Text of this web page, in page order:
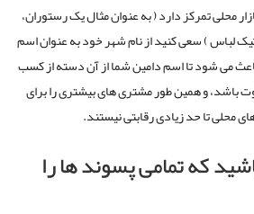
محلی تمرکز دارد ( به عنوان مثال یک رستوران،
لباس ) سعی کنید از نام شهر خود به عنوان اسم
می شود تا اسم دامین شما از آن دسته از کسب
باشد، و همین طور مشتری های بیشتری را برای
محلی تا حد زیادی رقابتی نیستند.
که تمامی پسوند ها را